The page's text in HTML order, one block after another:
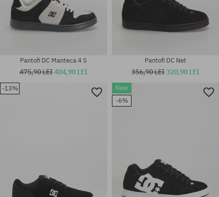
Mărimi existente:
Mărimi existente:
38; 38.5; 39; 40; 40.5; 41; 42;
Pantofi DC Manteca 4 S
475,90 LEI404,90 LEI
Pantofi DC Net
356,90 LEI320,90 LEI
-13%
New
-6%